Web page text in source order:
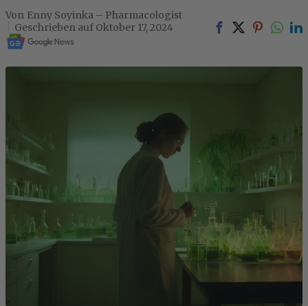
Enny Soyinka – Pharmacologist
Oktober 17, 2024